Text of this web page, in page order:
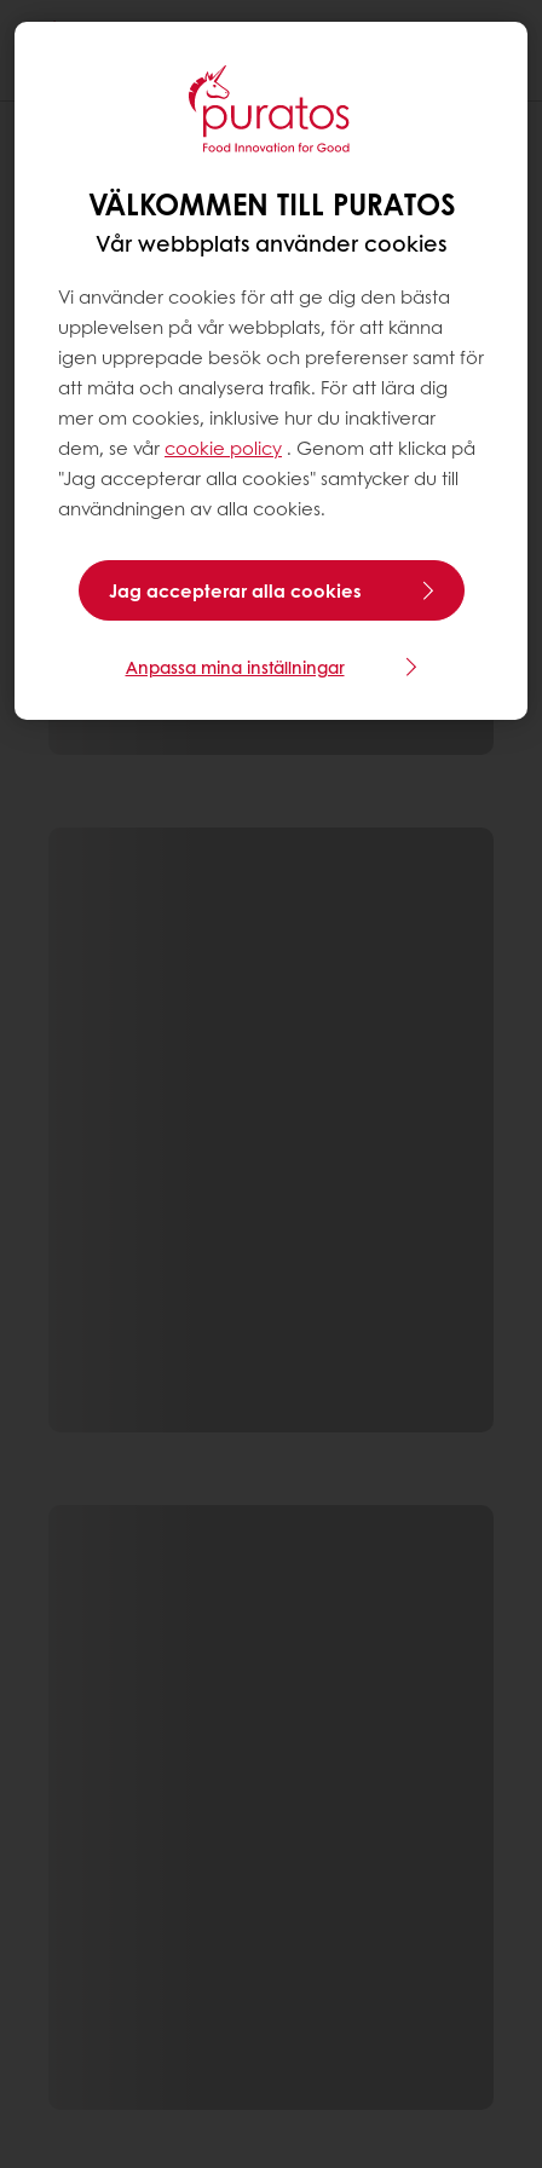
VÄLKOMMEN TILL PURATOS
Vår webbplats använder cookies
Vi använder cookies för att ge dig den bästa
upplevelsen på vår webbplats, för att känna
igen upprepade besök och preferenser samt för
att mäta och analysera trafik. För att lära dig
mer om cookies, inklusive hur du inaktiverar
dem, se vårcookie policy . Genom att klicka på
"Jag accepterar alla cookies" samtycker du till
användningen av alla cookies.
Jag accepterar alla cookies
Anpassa mina inställningar